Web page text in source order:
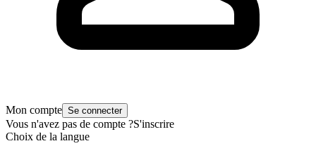
Mon compte Se connecter
Vous n'avez pas de compte ?S'inscrire
Choix de la langue